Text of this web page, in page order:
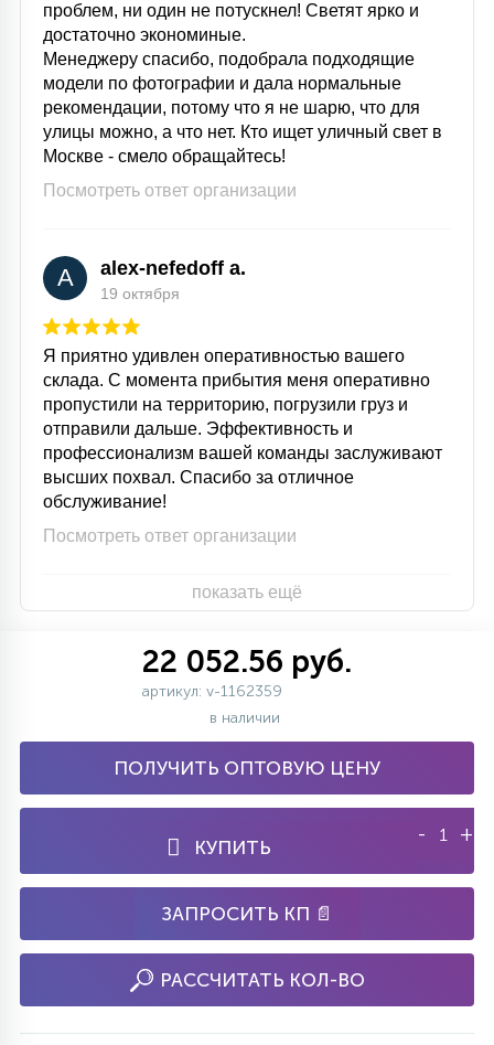
проблем, ни один не потускнел! Светят ярко и
достаточно экономиные.
Менеджеру спасибо, подобрала подходящие
модели по фотографии и дала нормальные
рекомендации, потому что я не шарю, что для
улицы можно, а что нет. Кто ищет уличный свет в
Москве - смело обращайтесь!
Посмотреть ответ организации
A alex-nefedoff a.
19 октября
Я приятно удивлен оперативностью вашего
склада. С момента прибытия меня оперативно
пропустили на территорию, погрузили груз и
отправили дальше. Эффективность и
профессионализм вашей команды заслуживают
высших похвал. Спасибо за отличное
обслуживание!
Посмотреть ответ организации
показать ещё
22 052.56 руб.
артикул: v-1162359
в наличии
ПОЛУЧИТЬ ОПТОВУЮ ЦЕНУ
КУПИТЬ
- +
ЗАПРОСИТЬ КП 📄
РАССЧИТАТЬ КОЛ-ВО